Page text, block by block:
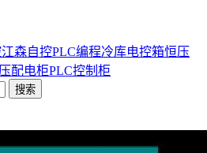
江森自控PLC编程冷库电控箱恒压
配电柜PLC控制柜
搜索